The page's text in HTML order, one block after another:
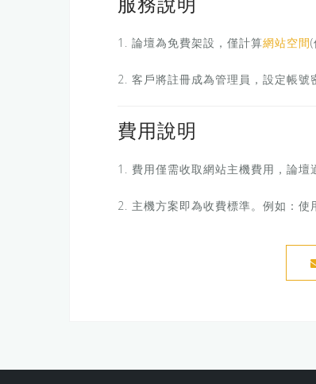
服務說明
1. 論壇為免費架設，僅計算網站空間
2. 客戶將註冊成為管理員，設定帳號
費用說明
1. 費用僅需收取網站主機費用，論壇
2. 主機方案即為收費標準。例如：使